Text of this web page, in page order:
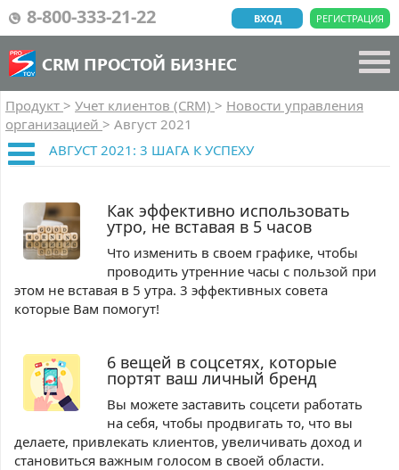
8-800-333-21-22 РЕГИСТРАЦИЯ
ВХОД
CRM ПРОСТОЙ БИЗНЕС
Продукт > Учет клиентов (CRM) > Новости управления
организацией > Август 2021
АВГУСТ 2021: 3 ШАГА К УСПЕХУ
Как эффективно использовать
утро, не вставая в 5 часов
Что изменить в своем графике, чтобы
проводить утренние часы с пользой при
этом не вставая в 5 утра. 3 эффективных совета
которые Вам помогут!
6 вещей в соцсетях, которые
портят ваш личный бренд
Вы можете заставить соцсети работать
на себя, чтобы продвигать то, что вы
делаете, привлекать клиентов, увеличивать доход и
становиться важным голосом в своей области.